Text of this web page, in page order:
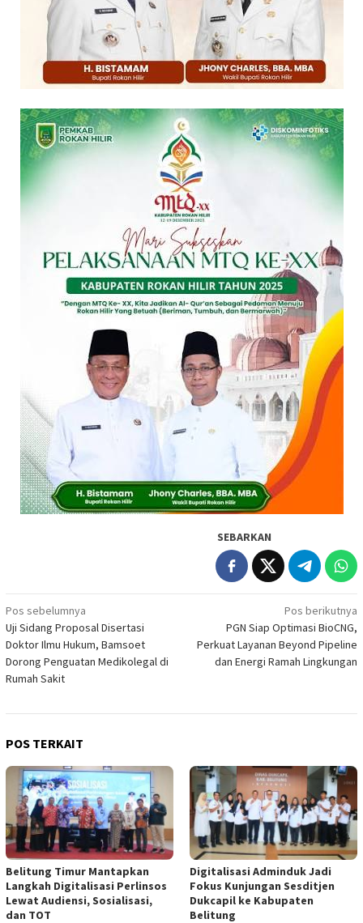
SEBARKAN
Navigasi
pos
Pos sebelumnya
Uji Sidang Proposal Disertasi
Doktor Ilmu Hukum, Bamsoet
Dorong Penguatan Medikolegal di
Rumah Sakit
Pos berikutnya
PGN Siap Optimasi BioCNG,
Perkuat Layanan Beyond Pipeline
dan Energi Ramah Lingkungan
POS TERKAIT
Belitung Timur Mantapkan
Langkah Digitalisasi Perlinsos
Lewat Audiensi, Sosialisasi,
dan TOT
Digitalisasi Adminduk Jadi
Fokus Kunjungan Sesditjen
Dukcapil ke Kabupaten
Belitung